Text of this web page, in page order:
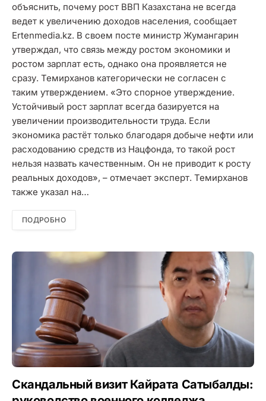
объяснить, почему рост ВВП Казахстана не всегда
ведет к увеличению доходов населения, сообщает
Ertenmedia.kz. В своем посте министр Жумангарин
утверждал, что связь между ростом экономики и
ростом зарплат есть, однако она проявляется не
сразу. Темирханов категорически не согласен с
таким утверждением. «Это спорное утверждение.
Устойчивый рост зарплат всегда базируется на
увеличении производительности труда. Если
экономика растёт только благодаря добыче нефти или
расходованию средств из Нацфонда, то такой рост
нельзя назвать качественным. Он не приводит к росту
реальных доходов», – отмечает эксперт. Темирханов
также указал на…
ПОДРОБНО
Скандальный визит Кайрата Сатыбалды: